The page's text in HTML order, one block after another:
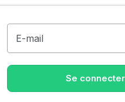
E-mail
Se connecter